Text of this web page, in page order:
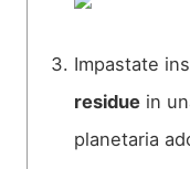
Impastate
residue in
planetaria